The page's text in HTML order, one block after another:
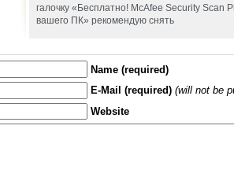
галочку «Бесплатно! McAfee Security Scan
вашего ПК» рекомендую снять
Name (required)
E-Mail (required) (will not be
Website